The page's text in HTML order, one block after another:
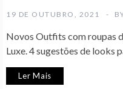
19 DE OUTUBRO, 2021
Novos Outfits com roupas
Luxe. 4 sugestões de looks
Ler Mais